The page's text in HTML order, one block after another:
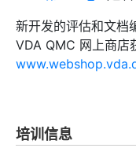
新开发的评估和文档
VDA QMC 网上商店
培训信息